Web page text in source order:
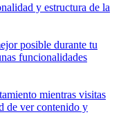
y estructura de la
posible durante tu
funcionalidades
mientras visitas
de ver contenido y